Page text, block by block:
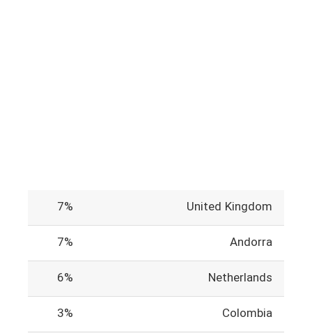
United Kingdom
7%
Andorra
7%
Netherlands
6%
Colombia
3%